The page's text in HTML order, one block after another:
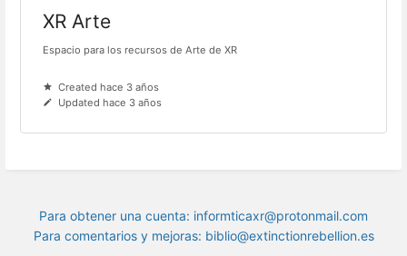
XR Arte
Espacio para los recursos de Arte de XR
Created hace 3 años
Updated hace 3 años
Para obtener una cuenta: informticaxr@protonmail.com
Para comentarios y mejoras: biblio@extinctionrebellion.es